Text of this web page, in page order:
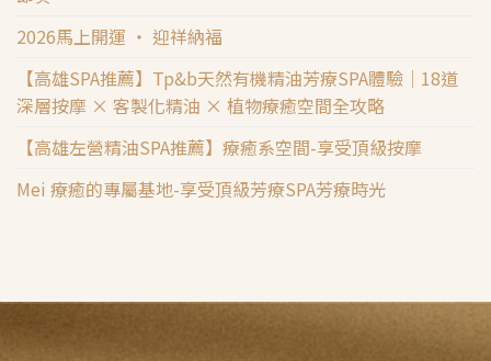
2026馬上開運 ‧ 迎祥納福
【高雄SPA推薦】Tp&b天然有機精油芳療SPA體驗｜18道
深層按摩 × 客製化精油 × 植物療癒空間全攻略
【高雄左營精油SPA推薦】療癒系空間-享受頂級按摩
Mei 療癒的專屬基地-享受頂級芳療SPA芳療時光